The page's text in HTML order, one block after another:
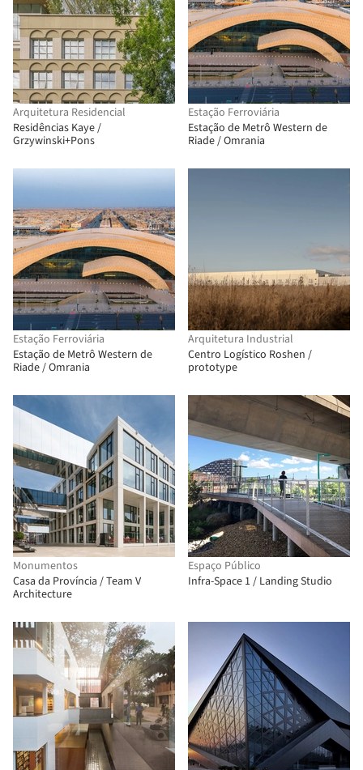
Arquitetura Residencial
Residências Kaye /
Grzywinski+Pons
Estação Ferroviária
Estação de Metrô Western de
Riade / Omrania
Estação Ferroviária
Estação de Metrô Western de
Riade / Omrania
Arquitetura Industrial
Centro Logístico Roshen /
prototype
Monumentos
Casa da Província / Team V
Architecture
Espaço Público
Infra-Space 1 / Landing Studio